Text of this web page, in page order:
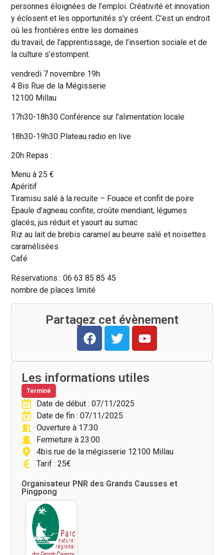
personnes éloignées de l’emploi. Créativité et innovation
y éclosent et les opportunités s’y créent. C’est un endroit
où les frontières entre les domaines
du travail, de l’apprentissage, de l’insertion sociale et de
la culture s’estompent.
vendredi 7 novembre 19h
4 Bis Rue de la Mégisserie
12100 Millau
17h30-18h30 Conférence sur l’alimentation locale
18h30-19h30 Plateau radio en live
20h Repas :
Menu à 25 €
Apéritif
Tiramisu salé à la recuite – Fouace et confit de poire
Épaule d’agneau confite, croûte mendiant, légumes
glacés, jus réduit et yaourt au sumac
Riz au lait de brebis caramel au beurre salé et noisettes
caramélisées
Café
Réservations : 06 63 85 85 45
nombre de places limité
Partagez cet évènement
Les informations utiles
Terminé
Date de début : 07/11/2025
Date de fin : 07/11/2025
Ouverture à 17:30
Fermeture à 23:00
4bis rue de la mégisserie 12100 Millau
Tarif : 25€
Organisateur PNR des Grands Causses et
Pingpong